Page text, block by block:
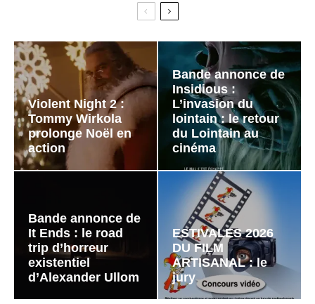
Violent Night 2 :
Tommy Wirkola
prolonge Noël en
action
Bande annonce de
Insidious :
L’invasion du
lointain : le retour
du Lointain au
cinéma
Bande annonce de
It Ends : le road
trip d’horreur
existentiel
d’Alexander Ullom
ESTIVALES 2026
DU FILM
ARTISANAL : le
jury